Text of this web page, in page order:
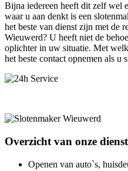
Bijna iedereen heeft dit zelf wel
waar u aan denkt is een
het beste van dienst zijn met de
Wieuwerd? U heeft niet de
oplichter in uw situatie. Met
het beste contact opnemen als
Overzicht van onze
Openen van auto`s,